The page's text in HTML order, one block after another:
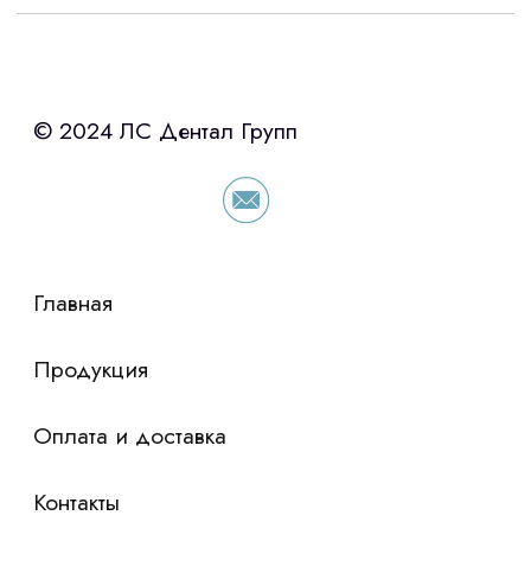
Интересует лизинг?
«Уралпромлизинг» подберем выгодные
условия по лизингу оборудования,
просто оставьте контакты чтобы мы
сориентировали по условиям